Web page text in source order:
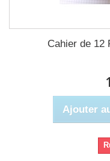
Cahier de 12
Ajouter